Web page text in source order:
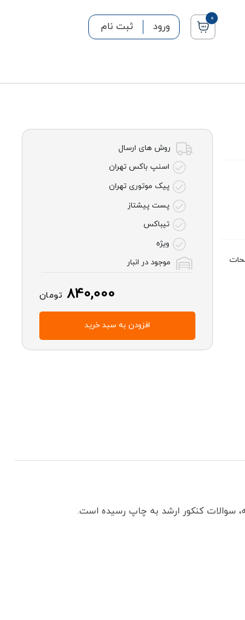
0
ورود ثبت نام
روش های ارسال
اسنپ باکس تهران
پیک موتوری تهران
پست پیشتاز
تیباکس
ویژه
موجود در انبار
840,000 تومان
افزودن به سبد خرید
سوالات کنکور ارشد به چاپ رسیده است.